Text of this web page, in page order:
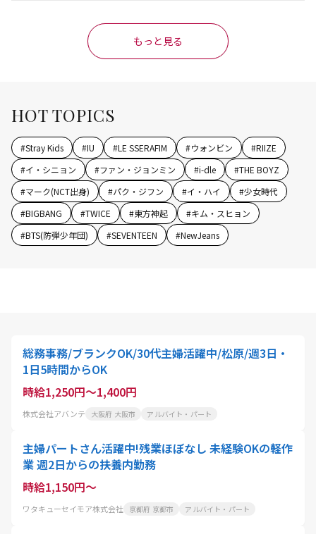
もっと見る
HOT TOPICS
#Stray Kids #IU #LE SSERAFIM #ウォンビン #RIIZE
#イ・シニョン #ファン・ジョンミン #i-dle #THE BOYZ
#マーク(NCT出身) #パク・ジフン #イ・ハイ #少女時代
#BIGBANG #TWICE #東方神起 #キム・スヒョン
#BTS(防弾少年団) #SEVENTEEN #NewJeans
総務事務/ブランクOK/30代主婦活躍中/松原/週3日・
1日5時間からOK
時給1,250円～1,400円
株式会社アバンテ 大阪府 大阪市 アルバイト・パート
主婦パートさん活躍中!残業ほぼなし 未経験OKの軽作
業 週2日からの扶養内勤務
時給1,150円～
ワタキューセイモア株式会社 京都府 京都市 アルバイト・パート